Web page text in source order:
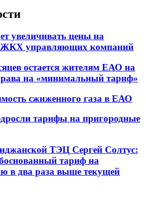
увеличивать цены на
ЖКХ управляющих компаний
остается жителям ЕАО на
на «минимальный тариф»
сжиженного газа в ЕАО
тарифы на пригородные
ТЭЦ Сергей Солтус:
тариф на
в два раза выше текущей